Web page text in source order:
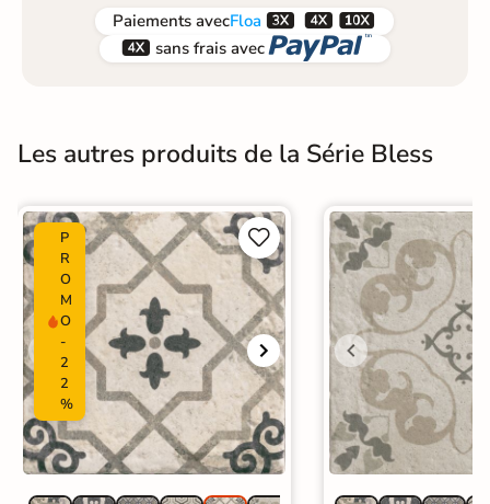
Paiements avecFloa  
 sans frais avec 
Les autres produits de la Série Bless
P
R
O
M
O
-
2
2
%

